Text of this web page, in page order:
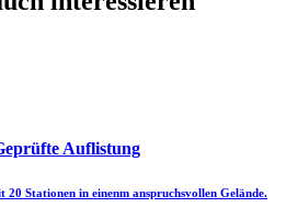
Stationen in einenm anspruchsvollen Gelände.